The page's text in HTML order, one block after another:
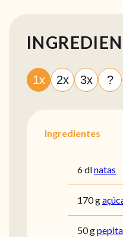
1x 2x 3x ?
Ingredientes
6 dlnatas
170 g
50 g